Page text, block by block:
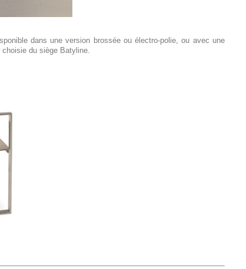
dans une version brossée ou électro-polie, ou avec une
du siège Batyline.